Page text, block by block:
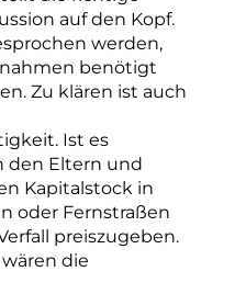
auf den Kopf.
werden,
benötigt
Zu klären ist auch
Ist es
den Eltern und
Kapitalstock in
oder Fernstraßen
preiszugeben.
die